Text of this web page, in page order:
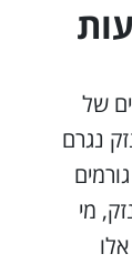
של
נגרם
מי